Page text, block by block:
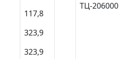
117,8
323,9
323,9
ТЦ-206000